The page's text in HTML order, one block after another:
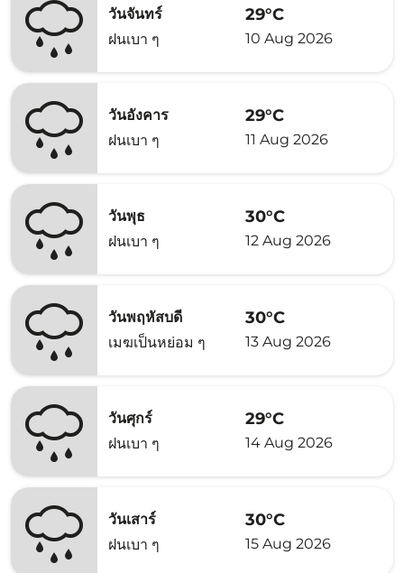
วันจันทร์
ฝนเบา ๆ
29°C
10 Aug 2026
วันอังคาร
ฝนเบา ๆ
29°C
11 Aug 2026
วันพุธ
ฝนเบา ๆ
30°C
12 Aug 2026
วันพฤหัสบดี
เมฆเป็นหย่อม ๆ
30°C
13 Aug 2026
วันศุกร์
ฝนเบา ๆ
29°C
14 Aug 2026
วันเสาร์
ฝนเบา ๆ
30°C
15 Aug 2026